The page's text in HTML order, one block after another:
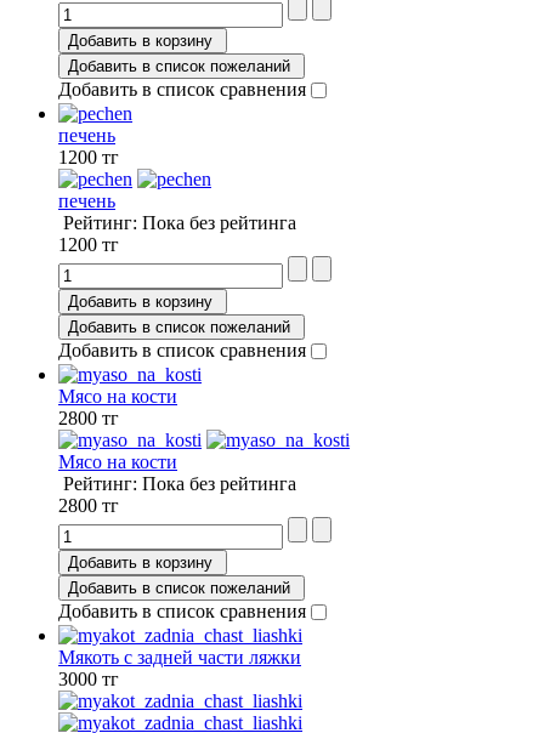
Добавить в корзину
Добавить в список пожеланий
Добавить в список сравнения
печень
1200 тг
печень
Рейтинг: Пока без рейтинга
1200 тг
Добавить в корзину
Добавить в список пожеланий
Добавить в список сравнения
Мясо на кости
2800 тг
Мясо на кости
Рейтинг: Пока без рейтинга
2800 тг
Добавить в корзину
Добавить в список пожеланий
Добавить в список сравнения
Мякоть с задней части ляжки
3000 тг